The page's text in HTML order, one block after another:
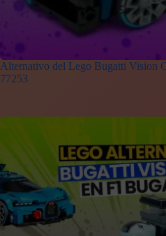
Alternativo del Lego Bugatti Vision
77253